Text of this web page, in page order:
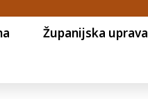
Županijska uprava